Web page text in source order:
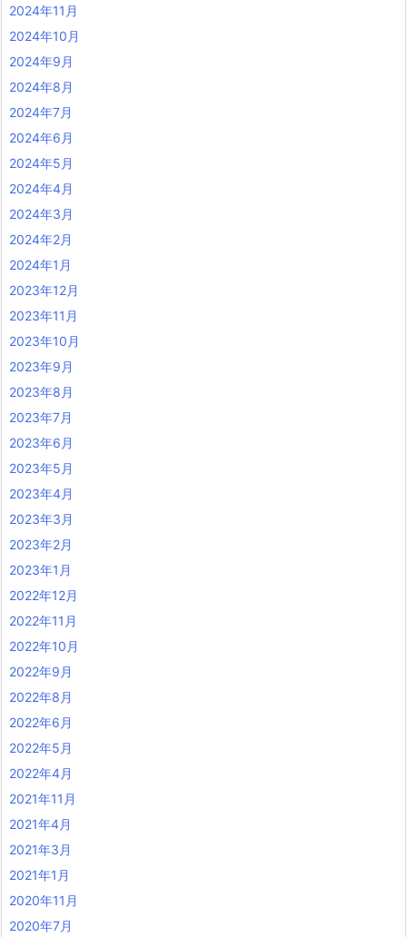
2024年11月
2024年10月
2024年9月
2024年8月
2024年7月
2024年6月
2024年5月
2024年4月
2024年3月
2024年2月
2024年1月
2023年12月
2023年11月
2023年10月
2023年9月
2023年8月
2023年7月
2023年6月
2023年5月
2023年4月
2023年3月
2023年2月
2023年1月
2022年12月
2022年11月
2022年10月
2022年9月
2022年8月
2022年6月
2022年5月
2022年4月
2021年11月
2021年4月
2021年3月
2021年1月
2020年11月
2020年7月